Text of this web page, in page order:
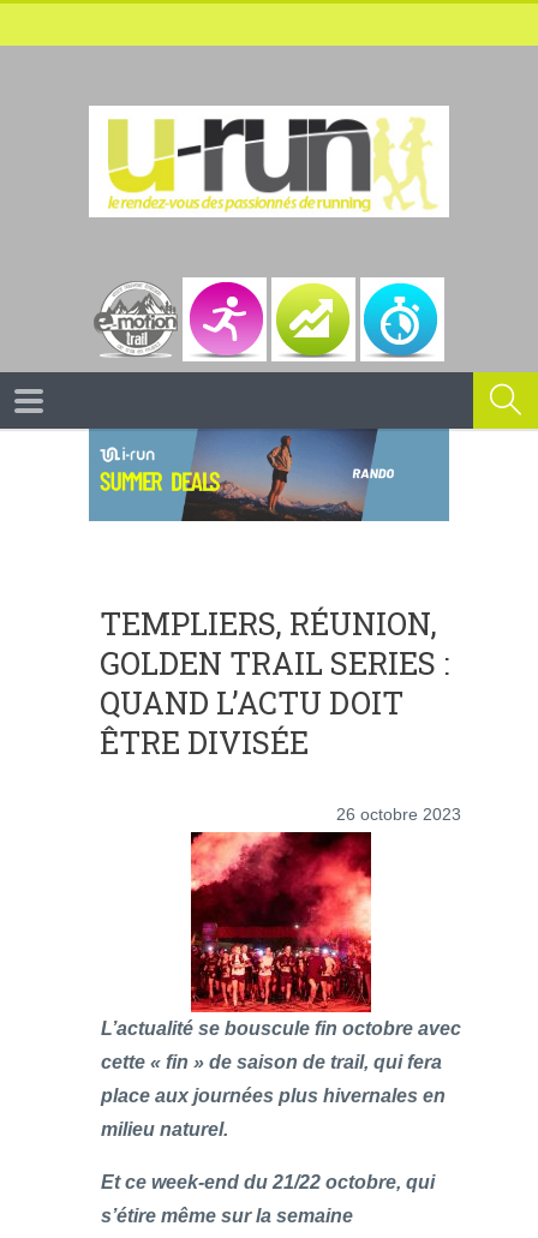
TEMPLIERS, RÉUNION,
GOLDEN TRAIL SERIES :
QUAND L’ACTU DOIT
ÊTRE DIVISÉE
26 octobre 2023
L’actualité se bouscule fin octobre avec
cette « fin » de saison de trail, qui fera
place aux journées plus hivernales en
milieu naturel.
Et ce week-end du 21/22 octobre, qui
s’étire même sur la semaine